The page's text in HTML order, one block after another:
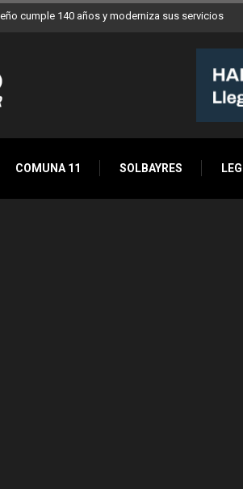
cumple 140 años y moderniza sus servicios
COMUNA 11 SOLBAYRES